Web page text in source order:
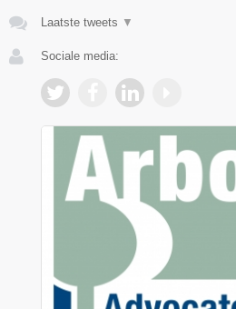
Laatste tweets ▼
Sociale media: